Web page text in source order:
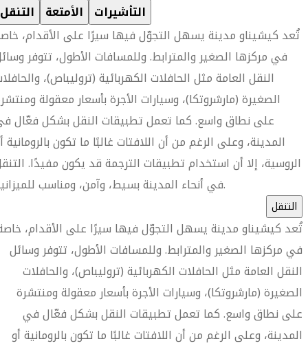
التنقل الأمتعة التأشيرات
تُعد كيشيناو مدينة يسهل التجوّل فيها سيرًا على الأقدام،
في مركزها الصغير والمترابط. وللمسافات الأطول، تتوفر
النقل العامة مثل الحافلات الكهربائية (تروليباص)،
الصغيرة (مارشروتكا)، وسيارات الأجرة بأسعار معقولة
على نطاق واسع. كما تعمل تطبيقات النقل بشكل فعّال
المدينة، وعلى الرغم من أن اللافتات غالبًا ما تكون بالرومانية
الروسية، إلا أن استخدام تطبيقات الترجمة قد يكون مفيدًا.
في أنحاء المدينة بسيط، وآمن، ومناسب للميزانية.
التنقل
تُعد كيشيناو مدينة يسهل التجوّل فيها سيرًا على الأقدام،
في مركزها الصغير والمترابط. وللمسافات الأطول، تتوفر وسائل
النقل العامة مثل الحافلات الكهربائية (تروليباص)، والحافلات
الصغيرة (مارشروتكا)، وسيارات الأجرة بأسعار معقولة ومنتشرة
على نطاق واسع. كما تعمل تطبيقات النقل بشكل فعّال في
المدينة، وعلى الرغم من أن اللافتات غالبًا ما تكون بالرومانية أو